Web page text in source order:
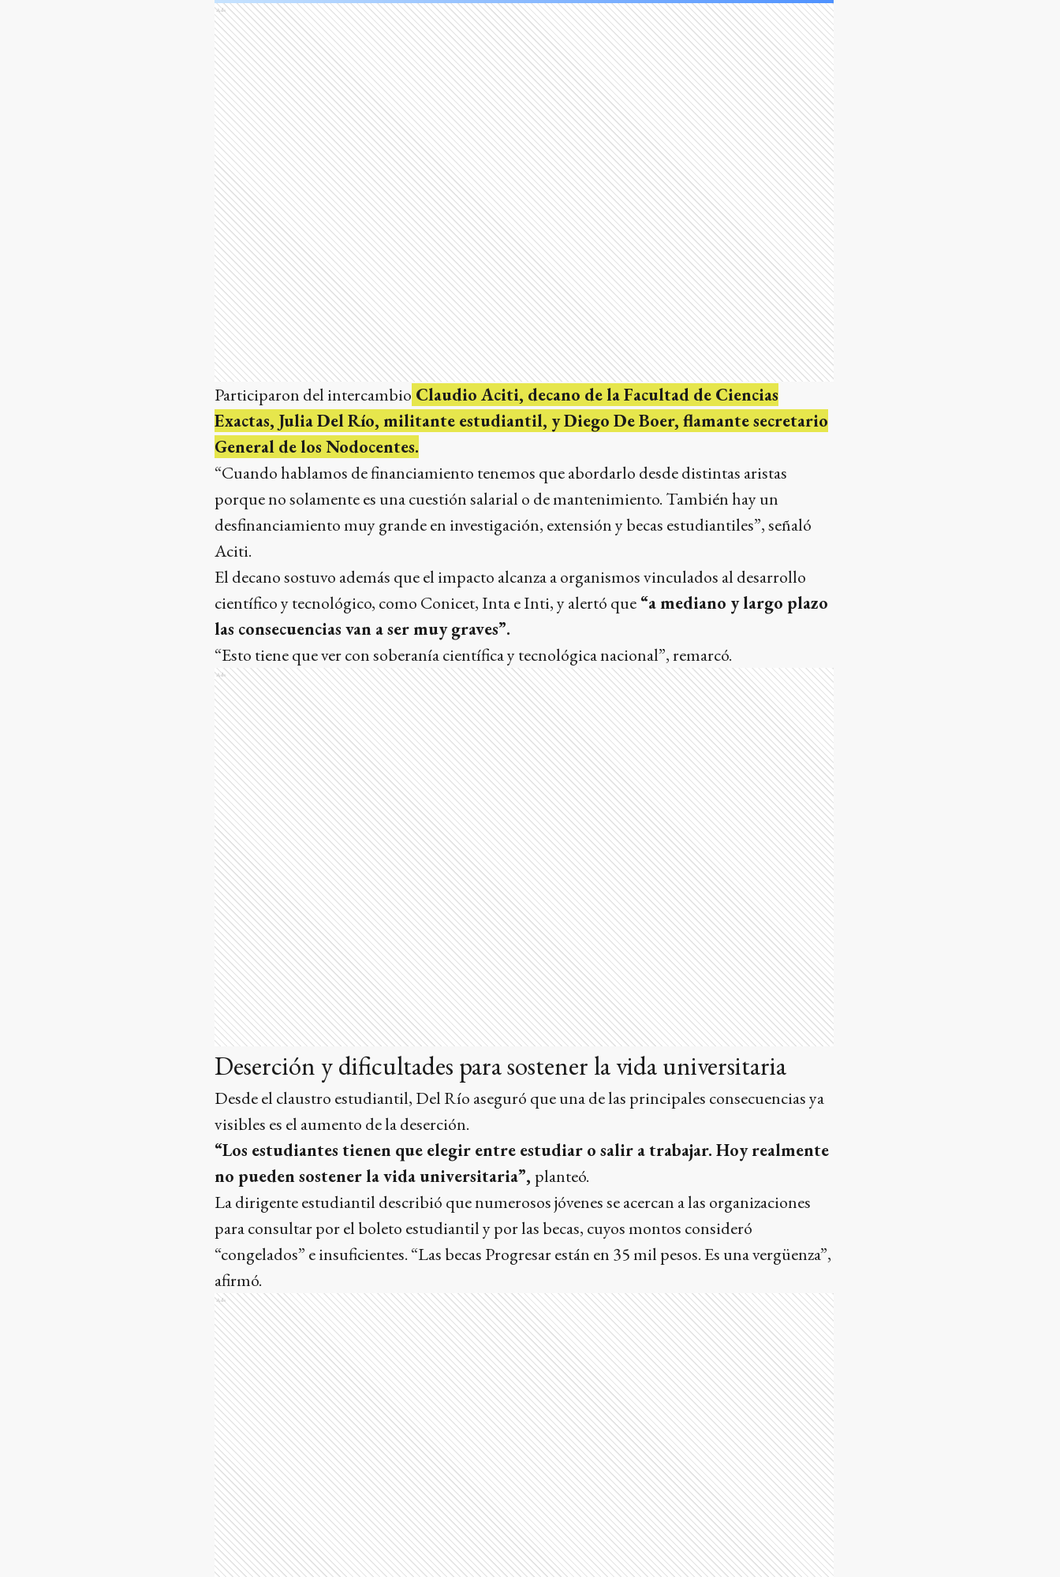
Ads
Participaron del intercambio Claudio Aciti, decano de la Facultad de Ciencias
Exactas, Julia Del Río, militante estudiantil, y Diego De Boer, flamante secretario
General de los Nodocentes.
“Cuando hablamos de financiamiento tenemos que abordarlo desde distintas aristas
porque no solamente es una cuestión salarial o de mantenimiento. También hay un
desfinanciamiento muy grande en investigación, extensión y becas estudiantiles”, señaló
Aciti.
El decano sostuvo además que el impacto alcanza a organismos vinculados al desarrollo
científico y tecnológico, como Conicet, Inta e Inti, y alertó que “a mediano y largo plazo
las consecuencias van a ser muy graves”.
“Esto tiene que ver con soberanía científica y tecnológica nacional”, remarcó.
Ads
Deserción y dificultades para sostener la vida universitaria
Desde el claustro estudiantil, Del Río aseguró que una de las principales consecuencias ya
visibles es el aumento de la deserción.
“Los estudiantes tienen que elegir entre estudiar o salir a trabajar. Hoy realmente
no pueden sostener la vida universitaria”, planteó.
La dirigente estudiantil describió que numerosos jóvenes se acercan a las organizaciones
para consultar por el boleto estudiantil y por las becas, cuyos montos consideró
“congelados” e insuficientes. “Las becas Progresar están en 35 mil pesos. Es una vergüenza”,
afirmó.
Ads